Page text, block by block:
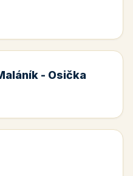
- Osička